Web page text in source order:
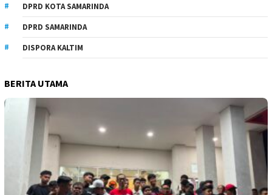
DPRD KOTA SAMARINDA
DPRD SAMARINDA
DISPORA KALTIM
BERITA UTAMA